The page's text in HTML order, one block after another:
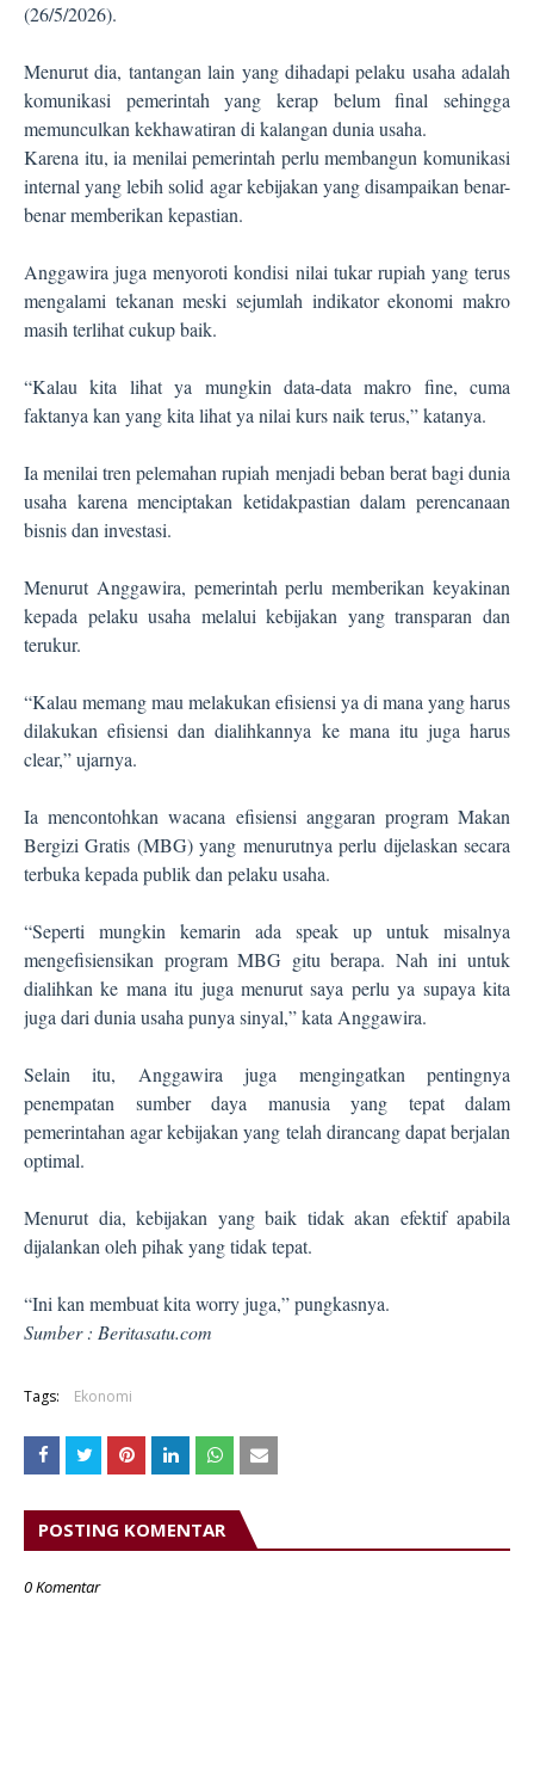
(26/5/2026).
Menurut dia, tantangan lain yang dihadapi pelaku usaha adalah
komunikasi pemerintah yang kerap belum final sehingga
memunculkan kekhawatiran di kalangan dunia usaha.
Karena itu, ia menilai pemerintah perlu membangun komunikasi
internal yang lebih solid agar kebijakan yang disampaikan benar-
benar memberikan kepastian.
Anggawira juga menyoroti kondisi nilai tukar rupiah yang terus
mengalami tekanan meski sejumlah indikator ekonomi makro
masih terlihat cukup baik.
“Kalau kita lihat ya mungkin data-data makro fine, cuma
faktanya kan yang kita lihat ya nilai kurs naik terus,” katanya.
Ia menilai tren pelemahan rupiah menjadi beban berat bagi dunia
usaha karena menciptakan ketidakpastian dalam perencanaan
bisnis dan investasi.
Menurut Anggawira, pemerintah perlu memberikan keyakinan
kepada pelaku usaha melalui kebijakan yang transparan dan
terukur.
“Kalau memang mau melakukan efisiensi ya di mana yang harus
dilakukan efisiensi dan dialihkannya ke mana itu juga harus
clear,” ujarnya.
Ia mencontohkan wacana efisiensi anggaran program Makan
Bergizi Gratis (MBG) yang menurutnya perlu dijelaskan secara
terbuka kepada publik dan pelaku usaha.
“Seperti mungkin kemarin ada speak up untuk misalnya
mengefisiensikan program MBG gitu berapa. Nah ini untuk
dialihkan ke mana itu juga menurut saya perlu ya supaya kita
juga dari dunia usaha punya sinyal,” kata Anggawira.
Selain itu, Anggawira juga mengingatkan pentingnya
penempatan sumber daya manusia yang tepat dalam
pemerintahan agar kebijakan yang telah dirancang dapat berjalan
optimal.
Menurut dia, kebijakan yang baik tidak akan efektif apabila
dijalankan oleh pihak yang tidak tepat.
“Ini kan membuat kita worry juga,” pungkasnya.
Sumber : Beritasatu.com
Tags: Ekonomi
POSTING KOMENTAR
0 Komentar